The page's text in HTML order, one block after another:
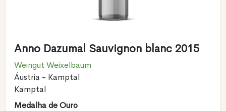
Anno Dazumal Sauvignon blanc 2015
Weingut Weixelbaum
Áustria - Kamptal
Kamptal
Medalha de Ouro